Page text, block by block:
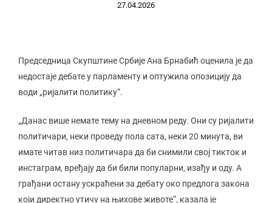
27.04.2026
Председница Скупштине Србије Ана Брнабић оценила је да
недостаје дебате у парламенту и оптужила опозицију да
води „ријалити политику“.
„Данас више немате тему на дневном реду. Они су ријалити
политичари, неки проведу пола сата, неки 20 минута, ви
имате читав низ политичара да би снимили свој тикток и
инстаграм, вређају да би били популарни, изађу и оду. А
грађани остану ускраћени за дебату око предлога закона
који директно утичу на њихове животе“, казала је